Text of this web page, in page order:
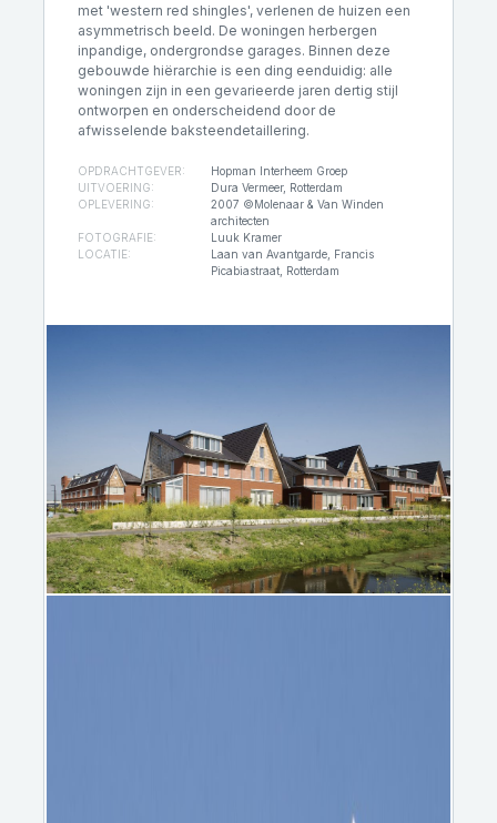
met 'western red shingles', verlenen de huizen een
asymmetrisch beeld. De woningen herbergen
inpandige, ondergrondse garages. Binnen deze
gebouwde hiërarchie is een ding eenduidig: alle
woningen zijn in een gevarieerde jaren dertig stijl
ontworpen en onderscheidend door de
afwisselende baksteendetaillering.
OPDRACHTGEVER:
Hopman Interheem Groep
UITVOERING:
Dura Vermeer, Rotterdam
OPLEVERING:
2007 ©Molenaar & Van Winden
architecten
FOTOGRAFIE:
Luuk Kramer
LOCATIE:
Laan van Avantgarde, Francis
Picabiastraat, Rotterdam